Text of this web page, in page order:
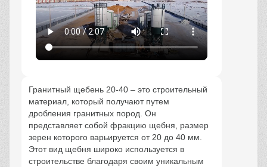
Гранитный щебень 20-40 – это строительный
материал, который получают путем
дробления гранитных пород. Он
представляет собой фракцию щебня, размер
зерен которого варьируется от 20 до 40 мм.
Этот вид щебня широко используется в
строительстве благодаря своим уникальным